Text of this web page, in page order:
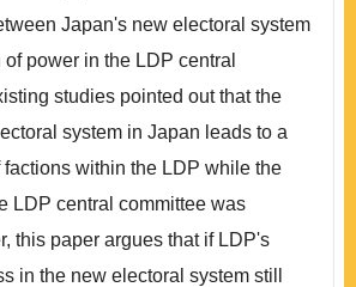
Japan's new electoral system
power in the LDP central
studies pointed out that the
system in Japan leads to a
within the LDP while the
LDP central committee was
this paper argues that if LDP's
in the new electoral system still